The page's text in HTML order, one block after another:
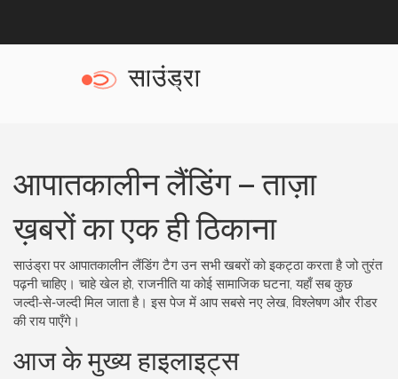
आपातकालीन लैंडिंग – ताज़ा
ख़बरों का एक ही ठिकाना
साउंड्रा पर आपातकालीन लैंडिंग टैग उन सभी खबरों को इकट्ठा करता है जो तुरंत
पढ़नी चाहिए। चाहे खेल हो, राजनीति या कोई सामाजिक घटना, यहाँ सब कुछ
जल्दी‑से‑जल्दी मिल जाता है। इस पेज में आप सबसे नए लेख, विश्लेषण और रीडर
की राय पाएँगे।
आज के मुख्य हाइलाइट्स